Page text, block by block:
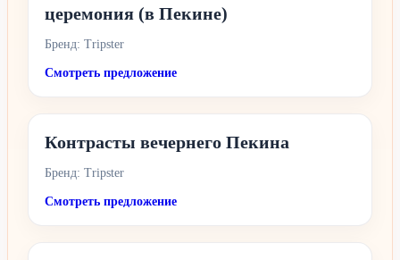
церемония (в Пекине)
Бренд: Tripster
Смотреть предложение
Контрасты вечернего Пекина
Бренд: Tripster
Смотреть предложение